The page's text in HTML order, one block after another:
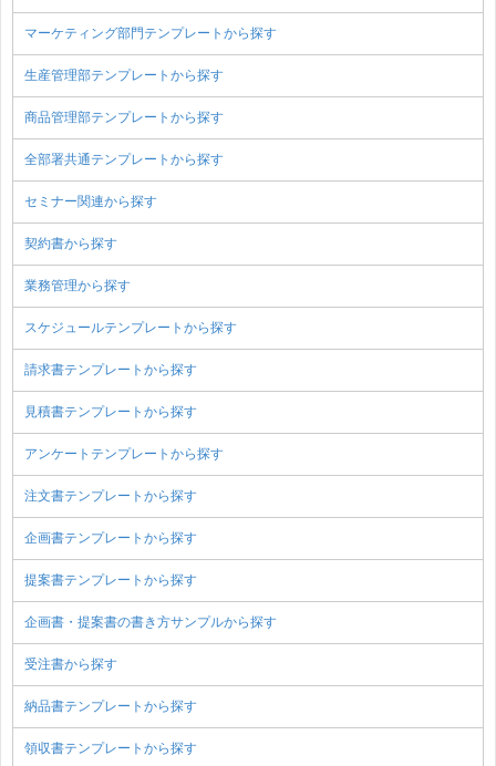
マーケティング部門テンプレートから探す
生産管理部テンプレートから探す
商品管理部テンプレートから探す
全部署共通テンプレートから探す
セミナー関連から探す
契約書から探す
業務管理から探す
スケジュールテンプレートから探す
請求書テンプレートから探す
見積書テンプレートから探す
アンケートテンプレートから探す
注文書テンプレートから探す
企画書テンプレートから探す
提案書テンプレートから探す
企画書・提案書の書き方サンプルから探す
受注書から探す
納品書テンプレートから探す
領収書テンプレートから探す